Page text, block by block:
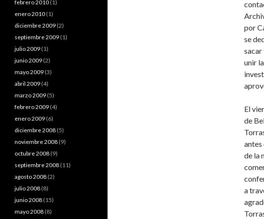
por
se
sacar
unir
El
de
antes
de la
a
febrero 2010 (1)
enero 2010 (1)
diciembre 2009 (2)
septiembre 2009 (1)
julio 2009 (1)
junio 2009 (2)
mayo 2009 (3)
abril 2009 (4)
marzo 2009 (5)
febrero 2009 (4)
enero 2009 (6)
diciembre 2008 (5)
noviembre 2008 (9)
octubre 2008 (9)
septiembre 2008 (11)
agosto 2008 (2)
julio 2008 (8)
junio 2008 (15)
mayo 2008 (8)